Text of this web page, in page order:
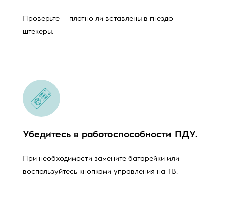
Проверьте — плотно ли вставлены в гнездо
штекеры.
Убедитесь в работоспособности ПДУ.
При необходимости замените батарейки или
воспользуйтесь кнопками управления на ТВ.